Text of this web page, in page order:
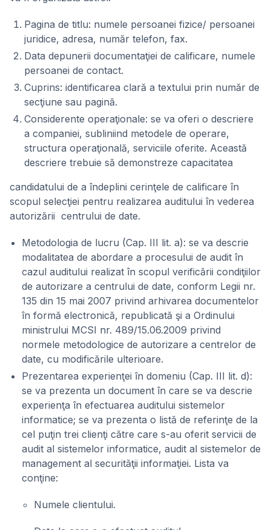
Pagina de titlu: numele persoanei fizice/ persoanei
juridice, adresa, număr telefon, fax.
Data depunerii documentaţiei de calificare, numele
persoanei de contact.
Cuprins: identificarea clară a textului prin număr de
secţiune sau pagină.
Considerente operaţionale: se va oferi o descriere
a companiei, subliniind metodele de operare,
structura operaţională, serviciile oferite. Această
descriere trebuie să demonstreze capacitatea
candidatului de a îndeplini cerinţele de calificare în
scopul selecţiei pentru realizarea auditului în vederea
autorizării centrului de date.
Metodologia de lucru (Cap. III lit. a): se va descrie
modalitatea de abordare a procesului de audit în
cazul auditului realizat în scopul verificării condiţiilor
de autorizare a centrului de date, conform Legii nr.
135 din 15 mai 2007 privind arhivarea documentelor
în formă electronică, republicată şi a Ordinului
ministrului MCSI nr. 489/15.06.2009 privind
normele metodologice de autorizare a centrelor de
date, cu modificările ulterioare.
Prezentarea experienţei în domeniu (Cap. III lit. d):
se va prezenta un document în care se va descrie
experienţa în efectuarea auditului sistemelor
informatice; se va prezenta o listă de referinţe de la
cel puţin trei clienţi către care s-au oferit servicii de
audit al sistemelor informatice, audit al sistemelor de
management al securităţii informaţiei. Lista va
conţine:
Numele clientului.